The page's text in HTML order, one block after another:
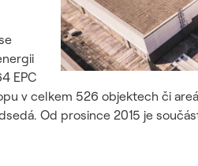
EPC
v celkem 526 objektech či
Od prosince 2015 je součástí